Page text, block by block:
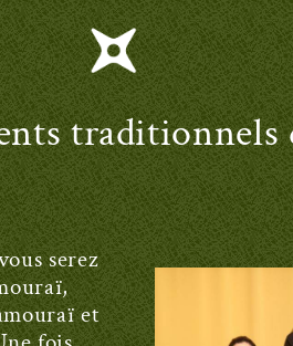
traditionnels
serez
et